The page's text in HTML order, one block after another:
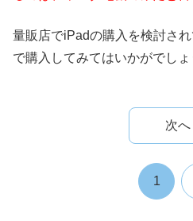
量販店でiPadの購入を検討さ
で購入してみてはいかがでしょ
次へ
1